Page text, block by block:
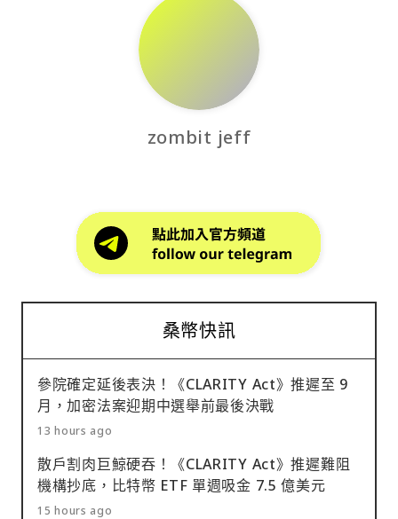
zombit jeff
桑幣快訊
參院確定延後表決！《CLARITY Act》推遲至 9
月，加密法案迎期中選舉前最後決戰
13 hours ago
散戶割肉巨鯨硬吞！《CLARITY Act》推遲難阻
機構抄底，比特幣 ETF 單週吸金 7.5 億美元
15 hours ago